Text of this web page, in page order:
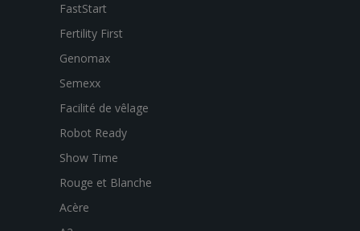
FastStart
Fertility First
Genomax
Semexx
Facilité de vêlage
Robot Ready
Show Time
Rouge et Blanche
Acère